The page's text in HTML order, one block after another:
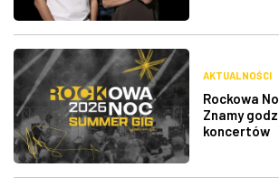
AKTUALNOŚCI
Rockowa
Znamy
koncertów